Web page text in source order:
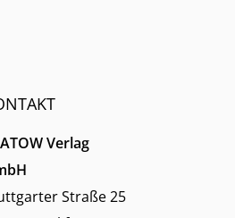
Verlag
Straße 25